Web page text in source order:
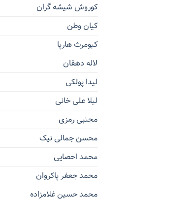
کوروش شیشه گران
کیان وطن
کیومرث هارپا
لاله دهقان
لیدا پولکی
لیلا علی خانی
مجتبی رمزی
محسن جمالی نیک
محمد احصایی
محمد جعفر پاکروان
محمد حسین غلامزاده